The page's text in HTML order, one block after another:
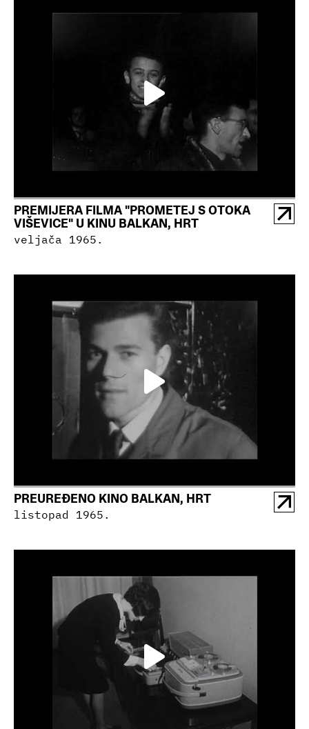
PREMIJERA FILMA "PROMETEJ S OTOKA
VIŠEVICE" U KINU BALKAN, HRT
veljača 1965.
PREUREĐENO KINO BALKAN, HRT
listopad 1965.